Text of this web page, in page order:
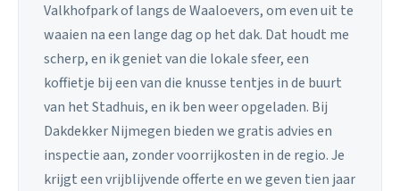
Valkhofpark of langs de Waaloevers, om even uit te
waaien na een lange dag op het dak. Dat houdt me
scherp, en ik geniet van die lokale sfeer, een
koffietje bij een van die knusse tentjes in de buurt
van het Stadhuis, en ik ben weer opgeladen. Bij
Dakdekker Nijmegen bieden we gratis advies en
inspectie aan, zonder voorrijkosten in de regio. Je
krijgt een vrijblijvende offerte en we geven tien jaar